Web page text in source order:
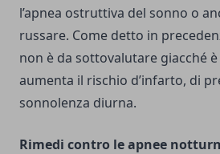
l’apnea ostruttiva del sonno o
russare. Come detto in
non è da sottovalutare giacché
aumenta il rischio d’infarto, di
sonnolenza diurna.
Rimedi contro le apnee